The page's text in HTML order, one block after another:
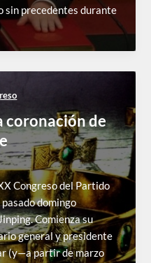
sin precedentes durante
coronación de
Congreso del Partido
domingo
Comienza su
general y presidente
(y—a partir de marzo